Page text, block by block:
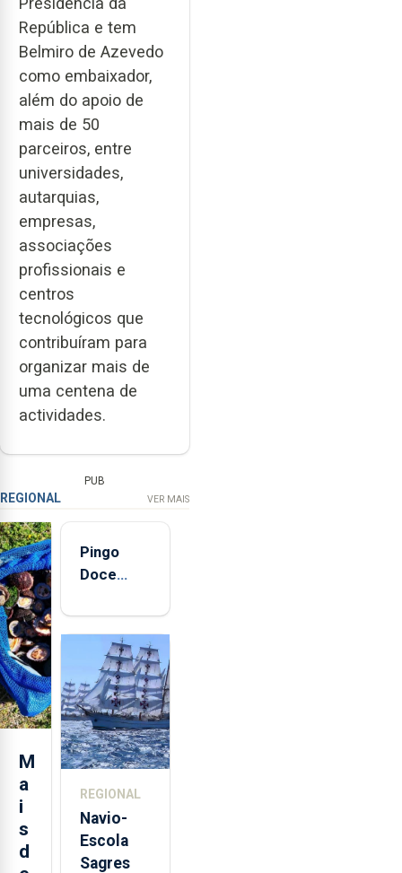
República e tem
Belmiro de Azevedo
como embaixador,
além do apoio de
mais de 50
parceiros, entre
universidades,
autarquias,
empresas,
associações
profissionais e
centros
tecnológicos que
contribuíram para
organizar mais de
uma centena de
actividades.
PUB
REGIONAL VER MAIS
M
a
i
s
d
Pingo
Doce
quinta-
feira nova
loja em
São
Sebastião
e cria 30
postos de
REGIONAL
Navio-
Escola
Sagres